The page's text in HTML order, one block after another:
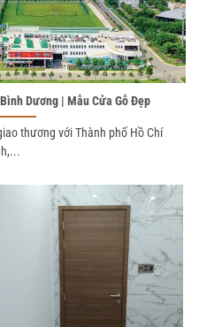
Dương | Mẫu Cửa Gỗ Đẹp
thương với Thành phố Hồ Chí